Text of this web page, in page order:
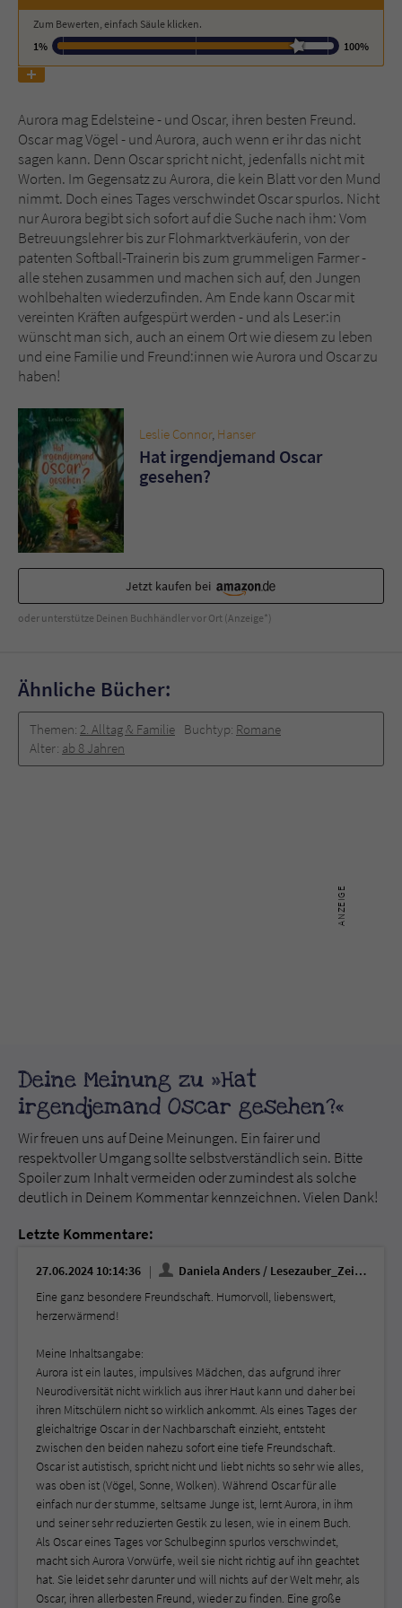
Zum Bewerten, einfach Säule klicken.
1%
100%
Aurora mag Edelsteine - und Oscar, ihren besten Freund.
Oscar mag Vögel - und Aurora, auch wenn er ihr das nicht
sagen kann. Denn Oscar spricht nicht, jedenfalls nicht mit
Worten. Im Gegensatz zu Aurora, die kein Blatt vor den Mund
nimmt. Doch eines Tages verschwindet Oscar spurlos. Nicht
nur Aurora begibt sich sofort auf die Suche nach ihm: Vom
Betreuungslehrer bis zur Flohmarktverkäuferin, von der
patenten Softball-Trainerin bis zum grummeligen Farmer -
alle stehen zusammen und machen sich auf, den Jungen
wohlbehalten wiederzufinden. Am Ende kann Oscar mit
vereinten Kräften aufgespürt werden - und als Leser:in
wünscht man sich, auch an einem Ort wie diesem zu leben
und eine Familie und Freund:innen wie Aurora und Oscar zu
haben!
Leslie Connor, Hanser
Hat irgendjemand Oscar
gesehen?
Jetzt kaufen bei
oder unterstütze Deinen Buchhändler vor Ort (Anzeige*)
Ähnliche Bücher:
Themen: 2. Alltag & Familie Buchtyp: Romane
Alter: ab 8 Jahren
Deine Meinung zu »Hat
irgendjemand Oscar gesehen?«
Wir freuen uns auf Deine Meinungen. Ein fairer und
respektvoller Umgang sollte selbstverständlich sein. Bitte
Spoiler zum Inhalt vermeiden oder zumindest als solche
deutlich in Deinem Kommentar kennzeichnen. Vielen Dank!
Letzte Kommentare:
27.06.2024 10:14:36
Daniela Anders / Lesezauber_Zeilenreise
Eine ganz besondere Freundschaft. Humorvoll, liebenswert,
herzerwärmend!
Meine Inhaltsangabe:
Aurora ist ein lautes, impulsives Mädchen, das aufgrund ihrer
Neurodiversität nicht wirklich aus ihrer Haut kann und daher bei
ihren Mitschülern nicht so wirklich ankommt. Als eines Tages der
gleichaltrige Oscar in der Nachbarschaft einzieht, entsteht
zwischen den beiden nahezu sofort eine tiefe Freundschaft.
Oscar ist autistisch, spricht nicht und liebt nichts so sehr wie alles,
was oben ist (Vögel, Sonne, Wolken). Während Oscar für alle
einfach nur der stumme, seltsame Junge ist, lernt Aurora, in ihm
und seiner sehr reduzierten Gestik zu lesen, wie in einem Buch.
Als Oscar eines Tages vor Schulbeginn spurlos verschwindet,
macht sich Aurora Vorwürfe, weil sie nicht richtig auf ihn geachtet
hat. Sie leidet sehr darunter und will nichts auf der Welt mehr, als
Oscar, ihren allerbesten Freund, wieder zu finden. Eine große
Name tx_pwcomments_ahash
Anbieter
Laufzeit 1 Jahr
Zweck Cookie für Kommentare einzelner Buchtitel
Name fe_typo_user
Anbieter Literatur-Couch Medien GmbH & Co. KG
Laufzeit Session
Zweck
Dieses Cookie gewährleistet die
Kommunikation der Webseite mit dem
überprüfen.